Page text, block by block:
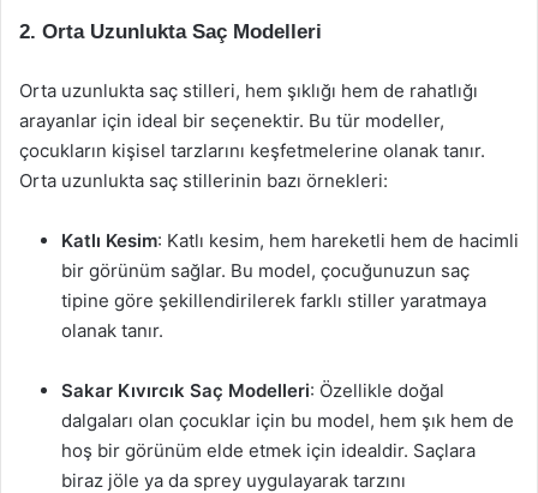
2. Orta Uzunlukta Saç Modelleri
Orta uzunlukta saç stilleri, hem şıklığı hem de rahatlığı
arayanlar için ideal bir seçenektir. Bu tür modeller,
çocukların kişisel tarzlarını keşfetmelerine olanak tanır.
Orta uzunlukta saç stillerinin bazı örnekleri:
Katlı Kesim: Katlı kesim, hem hareketli hem de hacimli
bir görünüm sağlar. Bu model, çocuğunuzun saç
tipine göre şekillendirilerek farklı stiller yaratmaya
olanak tanır.
Sakar Kıvırcık Saç Modelleri: Özellikle doğal
dalgaları olan çocuklar için bu model, hem şık hem de
hoş bir görünüm elde etmek için idealdir. Saçlara
biraz jöle ya da sprey uygulayarak tarzını